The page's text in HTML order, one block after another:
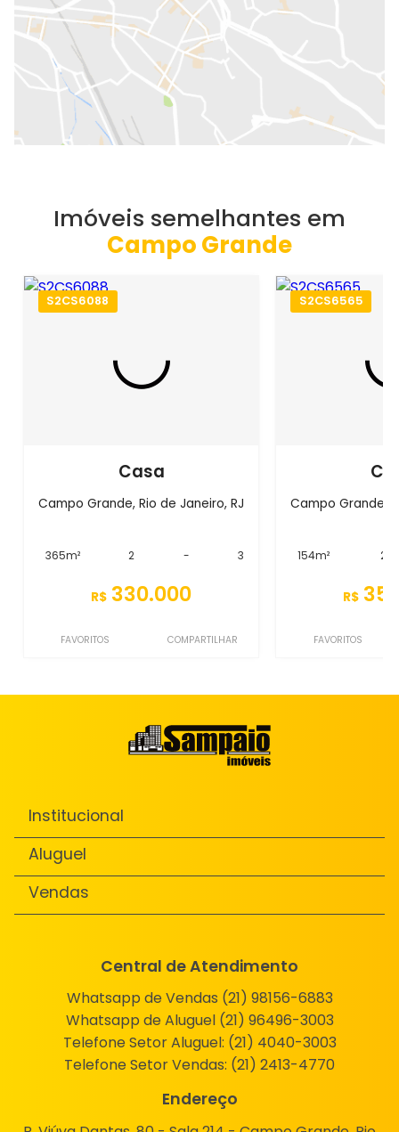
Imóveis semelhantes em
Campo Grande
S2CS6088
Casa
Campo Grande, Rio de Janeiro, RJ
365m² 2 - 3
R$ 330.000
FAVORITOS COMPARTILHAR
S2CS6565
Campo Grande,
154m² 2
R$
FAVORITOS
Institucional
Aluguel
Vendas
Central de Atendimento
Whatsapp de Vendas (21) 98156-6883
Whatsapp de Aluguel (21) 96496-3003
Telefone Setor Aluguel: (21) 4040-3003
Telefone Setor Vendas: (21) 2413-4770
Endereço